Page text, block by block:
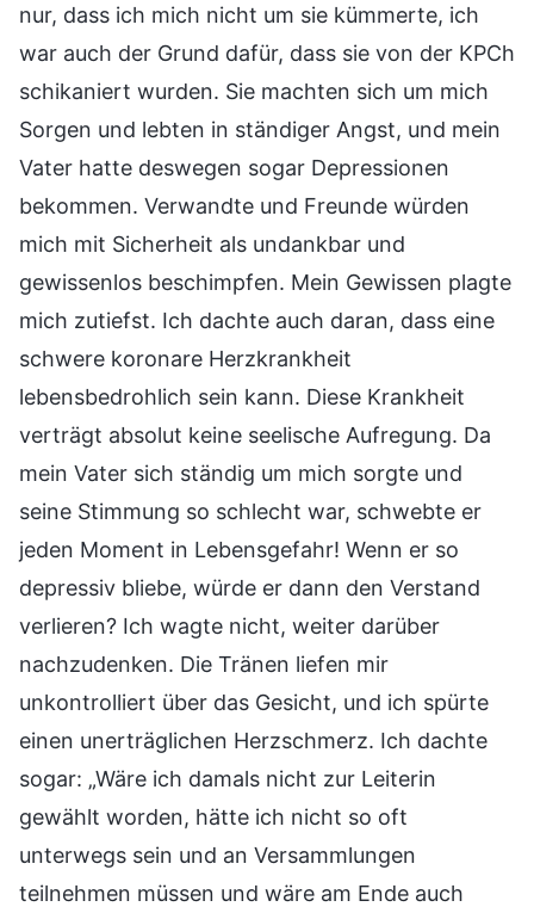
nur, dass ich mich nicht um sie kümmerte, ich
war auch der Grund dafür, dass sie von der KPCh
schikaniert wurden. Sie machten sich um mich
Sorgen und lebten in ständiger Angst, und mein
Vater hatte deswegen sogar Depressionen
bekommen. Verwandte und Freunde würden
mich mit Sicherheit als undankbar und
gewissenlos beschimpfen. Mein Gewissen plagte
mich zutiefst. Ich dachte auch daran, dass eine
schwere koronare Herzkrankheit
lebensbedrohlich sein kann. Diese Krankheit
verträgt absolut keine seelische Aufregung. Da
mein Vater sich ständig um mich sorgte und
seine Stimmung so schlecht war, schwebte er
jeden Moment in Lebensgefahr! Wenn er so
depressiv bliebe, würde er dann den Verstand
verlieren? Ich wagte nicht, weiter darüber
nachzudenken. Die Tränen liefen mir
unkontrolliert über das Gesicht, und ich spürte
einen unerträglichen Herzschmerz. Ich dachte
sogar: „Wäre ich damals nicht zur Leiterin
gewählt worden, hätte ich nicht so oft
unterwegs sein und an Versammlungen
teilnehmen müssen und wäre am Ende auch